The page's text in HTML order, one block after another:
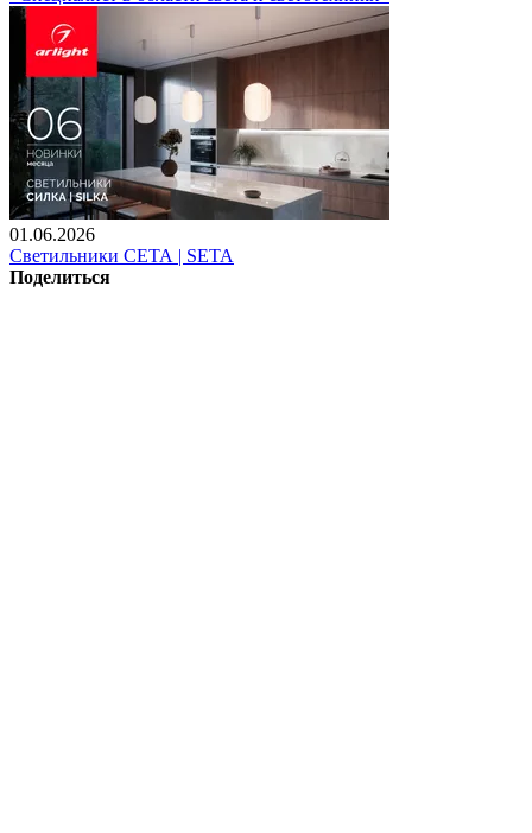
01.06.2026
Светильники СЕТА | SETA
Поделиться